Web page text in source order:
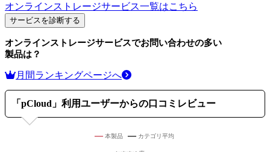
オンラインストレージサービス一覧はこちら
サービスを診断する
オンラインストレージサービスでお問い合わせの多い
製品は？
月間ランキングページへ
「 pCloud 」利用ユーザーからの口コミレビュー